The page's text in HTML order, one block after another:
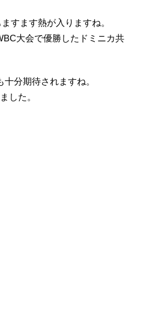
すます熱が入りますね。
大会で優勝したドミニカ共
分期待されますね。
した。